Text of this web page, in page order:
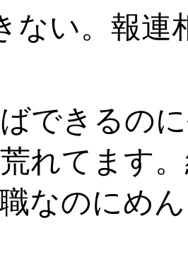
ない。報連
きるのに
れてます
なのにめ